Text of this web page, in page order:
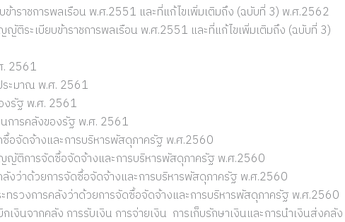
าราชการพลเรือน พ.ศ.2551 และที่แก้ไขเพิ่มเติมถึง (ฉบับที่ 3) พ.ศ.2562
ระเบียบข้าราชการพลเรือน พ.ศ.2551 และที่แก้ไขเพิ่มเติมถึง (ฉบับที่ 3)
2561
ะมาณ พ.ศ. 2561
งรัฐ พ.ศ. 2561
การคลังของรัฐ พ.ศ. 2561
จัดจ้างและการบริหารพัสดุภาครัฐ พ.ศ.2560
ติการจัดซื้อจัดจ้างและการบริหารพัสดุภาครัฐ พ.ศ.2560
งว่าด้วยการจัดซื้อจัดจ้างและการบริหารพัสดุภาครัฐ พ.ศ.2560
ทรวงการคลังว่าด้วยการจัดซื้อจัดจ้างและการบริหารพัสดุภาครัฐ พ.ศ.2560
เงินจากคลัง การรับเงิน การจ่ายเงิน การเก็บรักษาเงินและการนำเงินส่งคลัง